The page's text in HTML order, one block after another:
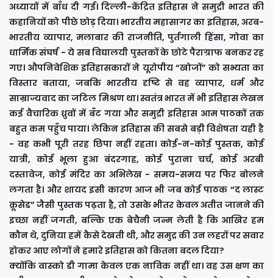
अध्यायों में बाँध दी गई। दिल्ली-केंद्रित इतिहास ने समुद्री भारत की
कहानियों को पीछे छोड़ दिया। भारतीय महासागर का इतिहास, अरब-
भारतीय व्यापार, मलाबार की राजनीति, पुर्तगाली हिंसा, गोवा का
धार्मिक संघर्ष - ये सब विद्यालयी पुस्तकों के छोटे पैराग्राफ बनकर रह
गए। औपनिवेशिक इतिहासकारों ने यूरोपीय “खोजों” को सभ्यता का
विस्तार बताया, जबकि भारतीय दृष्टि से वह व्यापार, धर्म और
साम्राज्यवाद का जटिल मिश्रण था। स्वतंत्र भारत में भी इतिहास लेखन
कई वैचारिक ध्रुवों में बँट गया और समुद्री इतिहास आम पाठकों तक
बहुत कम पहुँच पाया। लेकिन इतिहास की सबसे बड़ी विशेषता यही है
- वह कभी पूरी तरह छिपा नहीं रहता। कोई-न-कोई पुस्तक, कोई
यात्री, कोई भूला हुआ बंदरगाह, कोई पुराना चर्च, कोई अरबी
दस्तावेज, कोई मंदिर का अभिलेख - समय-समय पर फिर बोलने
लगता है। और शायद इसी कारण आज भी जब कोई पाठक “द लास्ट
क्रूसेड” जैसी पुस्तक पढ़ता है, तो उसके भीतर केवल अतीत जानने की
इच्छा नहीं जगती, बल्कि एक बेचैनी जन्म लेती है कि आखिर हम
कौन थे, दुनिया हमें कैसे देखती थी, और समुद्र की उन लहरों पर सवार
होकर आए लोगों ने हमारे इतिहास को कितना बदल दिया?
क्योंकि वास्को डी गामा केवल एक नाविक नहीं था। वह उस क्षण का